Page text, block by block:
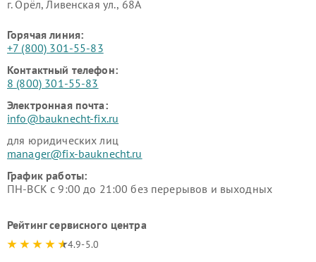
г. Орёл, Ливенская ул., 68А
Горячая линия:
+7 (800) 301-55-83
Контактный телефон:
8 (800) 301-55-83
Электронная почта:
info@bauknecht-fix.ru
для юридических лиц
manager@fix-bauknecht.ru
График работы:
ПН-ВСК с 9:00 до 21:00 без перерывов и выходных
Рейтинг сервисного центра
4.9-5.0